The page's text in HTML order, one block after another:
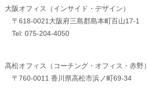
大阪オフィス（インサイド・デザイン）
〒618-0021大阪府三島郡島本町百山17-1
Tel: 075-204-4050
高松オフィス（コーチング・オフィス・赤野）
〒760-0011 香川県高松市浜ノ町69-34